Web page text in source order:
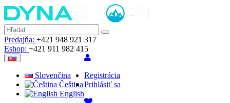
Predajňa: +421 948 921 317
Eshop: +421 911 982 415
Slovenčina
Čeština
English
Registrácia
Prihlásiť sa